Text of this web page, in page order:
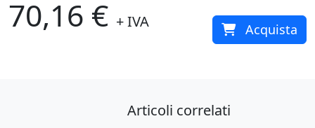
70,16 € + IVA Acquista
Articoli correlati